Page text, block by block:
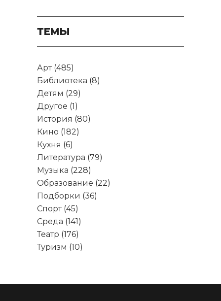
ТЕМЫ
Арт(485)
Библиотека (8)
Детям (29)
Другое (1)
История (80)
Кино (182)
Кухня (6)
Литература (79)
Музыка (228)
Образование (22)
Подборки (36)
Спорт(45)
Среда (141)
Театр (176)
Туризм (10)